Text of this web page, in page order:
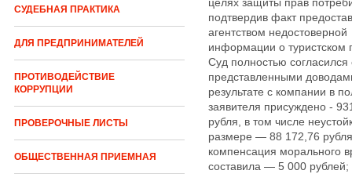
СУДЕБНАЯ ПРАКТИКА
ДЛЯ ПРЕДПРИНИМАТЕЛЕЙ
ПРОТИВОДЕЙСТВИЕ
КОРРУПЦИИ
ПРОВЕРОЧНЫЕ ЛИСТЫ
ОБЩЕСТВЕННАЯ ПРИЕМНАЯ
целях защиты прав
подтвердив факт
агентством недостоверной
информации о туристском
Суд полностью согласился
представленными
результате с компании в
заявителя присуждено -
рубля, в том числе
размере — 88 172,76
компенсация морального
составила — 5 000 рублей;